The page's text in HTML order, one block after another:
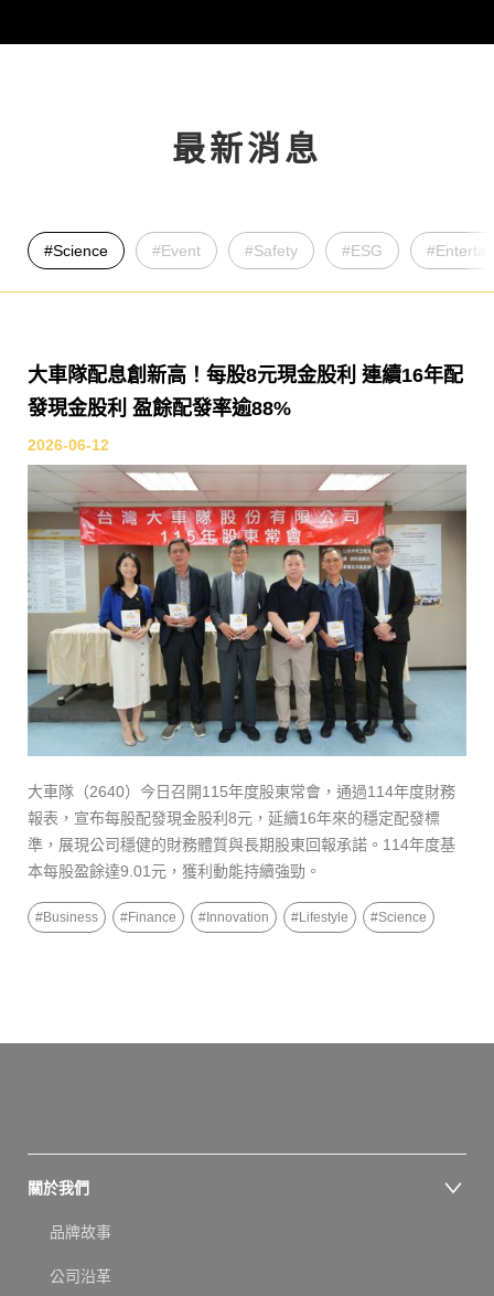
最新消息
#Science #Event #Safety #ESG #
大車隊配息創新高！每股8元現金股利 連續16年配
發現金股利 盈餘配發率逾88%
2026-06-12
大車隊（2640）今日召開115年度股東常會，通過114年度財務
報表，宣布每股配發現金股利8元，延續16年來的穩定配發標
準，展現公司穩健的財務體質與長期股東回報承諾。114年度基
本每股盈餘達9.01元，獲利動能持續強勁。
#Business #Finance # Innovation #Lifestyle #Science
關於我們
品牌故事
公司沿革